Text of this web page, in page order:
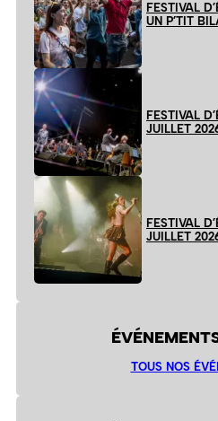
FESTIVAL
UN P’TIT
FESTIVAL
JUILLET
FESTIVAL
JUILLET
TOUS NOS